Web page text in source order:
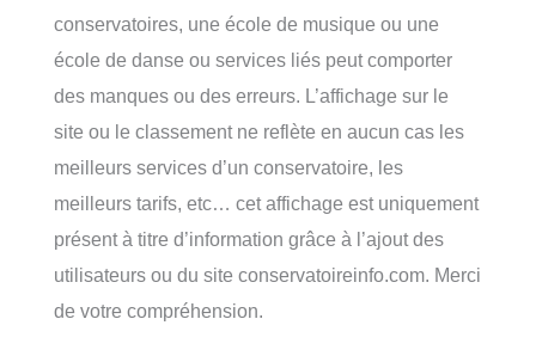
conservatoires, une école de musique ou une
école de danse ou services liés peut comporter
des manques ou des erreurs. L’affichage sur le
site ou le classement ne reflète en aucun cas les
meilleurs services d’un conservatoire, les
meilleurs tarifs, etc… cet affichage est uniquement
présent à titre d’information grâce à l’ajout des
utilisateurs ou du site conservatoireinfo.com. Merci
de votre compréhension.